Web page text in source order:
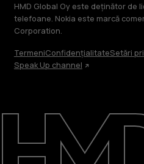
Despre
Repară, reutilizează,
Asistență
HMD Global Oy este deținător de
telefoane. Nokia este marcă
Corporation.
TermeniConfidențialitateSetări
Speak Up channel